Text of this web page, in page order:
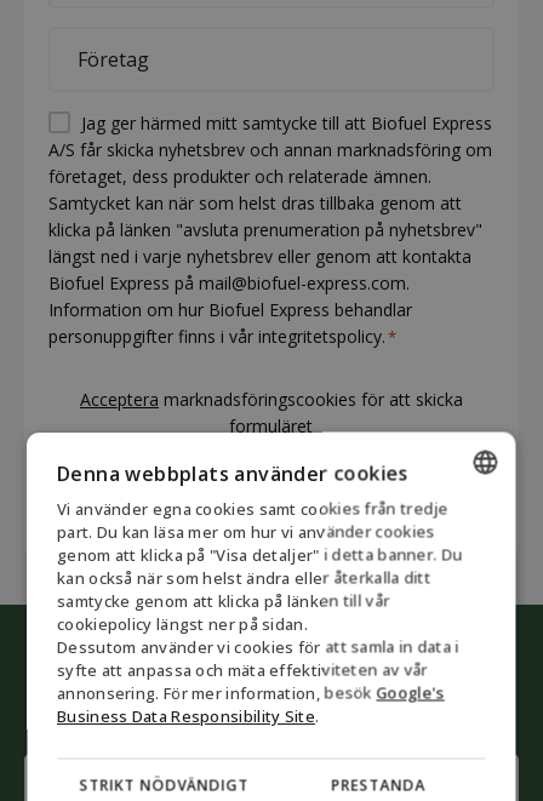
Permission
(visible)
*
Jag ger härmed mitt samtycke till att Biofuel Express
A/S får skicka nyhetsbrev och annan marknadsföring om
företaget, dess produkter och relaterade ämnen.
Samtycket kan när som helst dras tillbaka genom att
klicka på länken "avsluta prenumeration på nyhetsbrev"
längst ned i varje nyhetsbrev eller genom att kontakta
Biofuel Express på mail@biofuel-express.com.
Information om hur Biofuel Express behandlar
personuppgifter finns i vår integritetspolicy.*
Acceptera marknadsföringscookies för att skicka
formuläret
Påbörja den gröna omvandlingen
Låt våra rådgivare hjälpa dig
ENGLISH
DANISH
NORWEGIAN
SWEDISH
Denna webbplats använder cookies
Vi använder egna cookies samt cookies från tredje
part. Du kan läsa mer om hur vi använder cookies
genom att klicka på "Visa detaljer" i detta banner. Du
kan också när som helst ändra eller återkalla ditt
samtycke genom att klicka på länken till vår
cookiepolicy längst ner på sidan.
Dessutom använder vi cookies för att samla in data i
syfte att anpassa och mäta effektiviteten av vår
annonsering. För mer information, besökGoogle's
Business Data Responsibility Site.
STRIKT NÖDVÄNDIGT PRESTANDA